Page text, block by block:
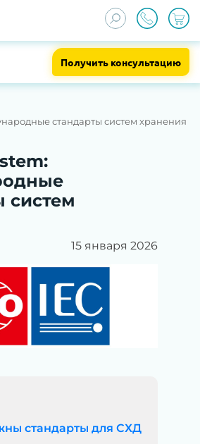
Получить консультацию
стандарты систем хранения
систем
15 января 2026
стандарты для СХД